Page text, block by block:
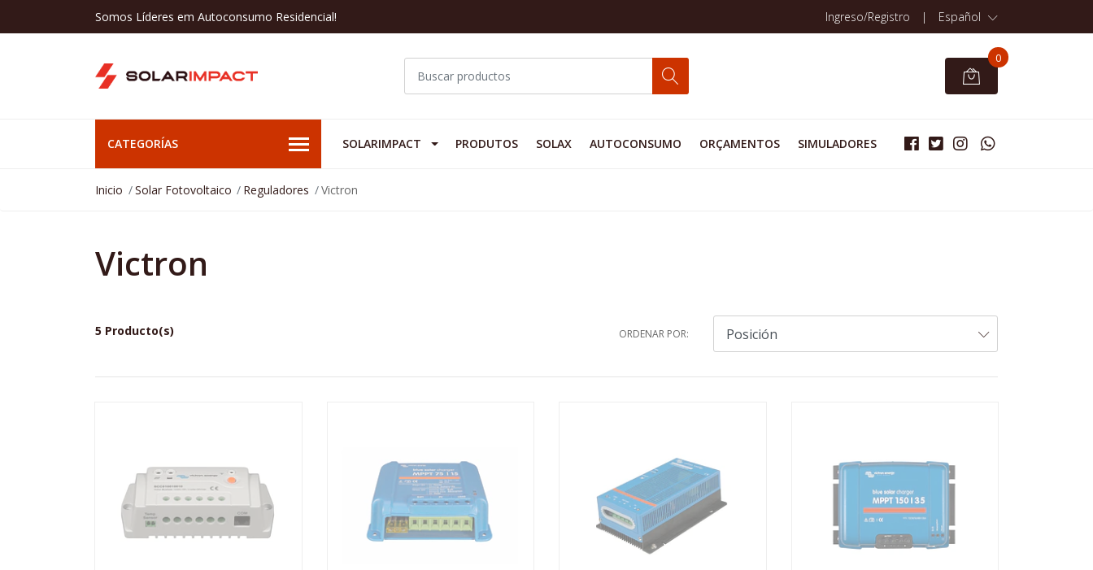
Somos Líderes em Autoconsumo Residencial! Ingreso/Registro | Español
0
CATEGORÍAS SOLARIMPACT PRODUTOS SOLAX AUTOCONSUMO ORÇAMENTOS SIMULADORES
Inicio Solar Fotovoltaico Reguladores Victron
Victron
5 Producto(s) ORDENAR POR: